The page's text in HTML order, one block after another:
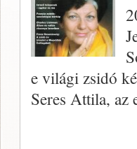
e világi zsidó
Seres Attila, az